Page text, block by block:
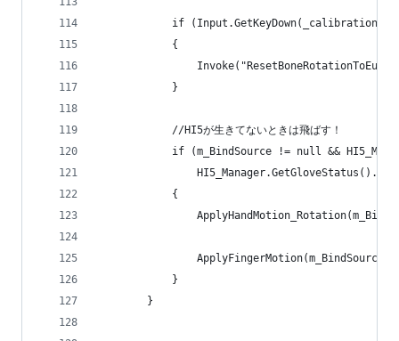
if
            {
            }
            //HI5が生きてないときは飛ばす！
if (m_BindSource != null &&
            {
                ApplyFingerMotion(m_BindSource);
            }
        }